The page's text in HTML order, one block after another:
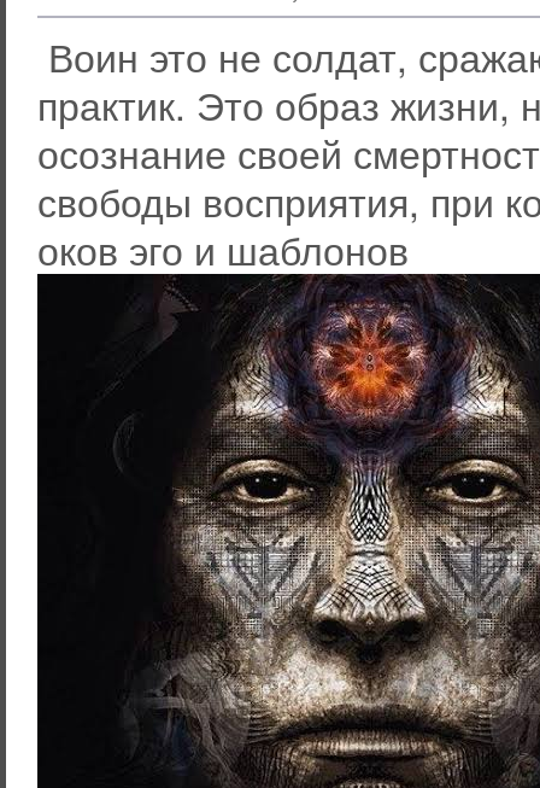
Воин это не солдат,
практик. Это образ жизни,
осознание своей
свободы восприятия, при
оков эго и шаблонов